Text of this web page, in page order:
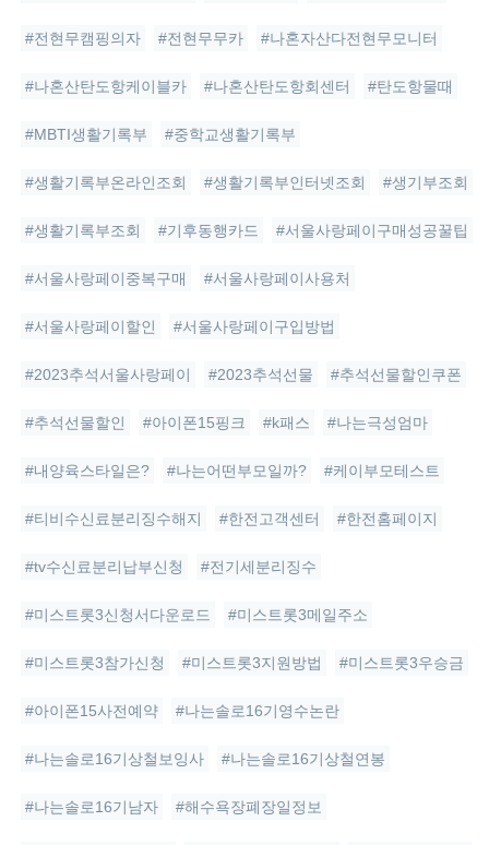
#전현무캠핑의자 #전현무무카 #나혼자산다전현무모니터
#나혼산탄도항케이블카 #나혼산탄도항회센터 #탄도항물때
#MBTI생활기록부 #중학교생활기록부
#생활기록부온라인조회 #생활기록부인터넷조회 #생기부조회
#생활기록부조회 #기후동행카드 #서울사랑페이구매성공꿀팁
#서울사랑페이중복구매 #서울사랑페이사용처
#서울사랑페이할인 #서울사랑페이구입방법
#2023추석서울사랑페이 #2023추석선물 #추석선물할인쿠폰
#추석선물할인 #아이폰15핑크 #k패스 #나는극성엄마
#내양육스타일은? #나는어떤부모일까? #케이부모테스트
#티비수신료분리징수해지 #한전고객센터 #한전홈페이지
#tv수신료분리납부신청 #전기세분리징수
#미스트롯3신청서다운로드 #미스트롯3메일주소
#미스트롯3참가신청 #미스트롯3지원방법 #미스트롯3우승금
#아이폰15사전예약 #나는솔로16기영수논란
#나는솔로16기상철보잉사 #나는솔로16기상철연봉
#나는솔로16기남자 #해수욕장폐장일정보